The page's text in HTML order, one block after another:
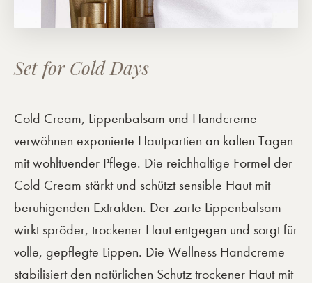
Set for Cold Days
Cold Cream, Lippenbalsam und Handcreme
verwöhnen exponierte Hautpartien an kalten Tagen
mit wohltuender Pflege. Die reichhaltige Formel der
Cold Cream stärkt und schützt sensible Haut mit
beruhigenden Extrakten. Der zarte Lippenbalsam
wirkt spröder, trockener Haut entgegen und sorgt für
volle, gepflegte Lippen. Die Wellness Handcreme
stabilisiert den natürlichen Schutz trockener Haut mit